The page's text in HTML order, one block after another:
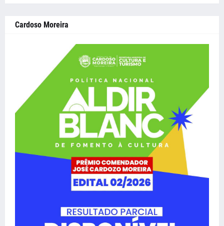
Cardoso Moreira